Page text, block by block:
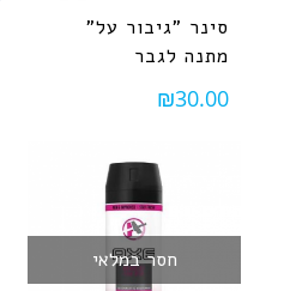
סינר "גיבור על"
מתנה לגבר
₪30.00
חסר במלאי